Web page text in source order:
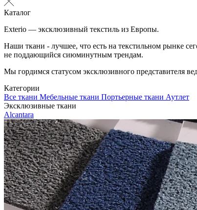
Каталог
Exterio — эксклюзивный текстиль из Европы.
Наши ткани - лучшее, что есть на текстильном рынке
не поддающийся сиюминутным трендам.
Мы гордимся статусом эксклюзивного представителя
Категории
Все ткани Мебельные ткани Портьерные ткани Аутлет
Эксклюзивные ткани
Alcantara